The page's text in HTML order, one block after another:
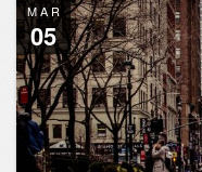
MAR
05